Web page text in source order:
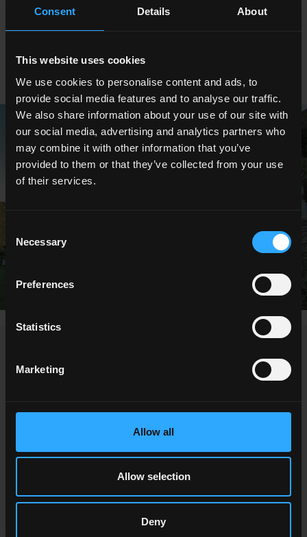
Consent Details About
This website uses cookies
We use cookies to personalise content and ads, to
provide social media features and to analyse our traffic.
We also share information about your use of our site with
our social media, advertising and analytics partners who
may combine it with other information that you’ve
provided to them or that they’ve collected from your use
of their services.
Selection
Necessary
Preferences
Statistics
Marketing
Allow all
Allow selection
Deny
les plateformes "flottantes" ont été recouvertes du grès cérame
NEWS / ÉVÉNEMENTS